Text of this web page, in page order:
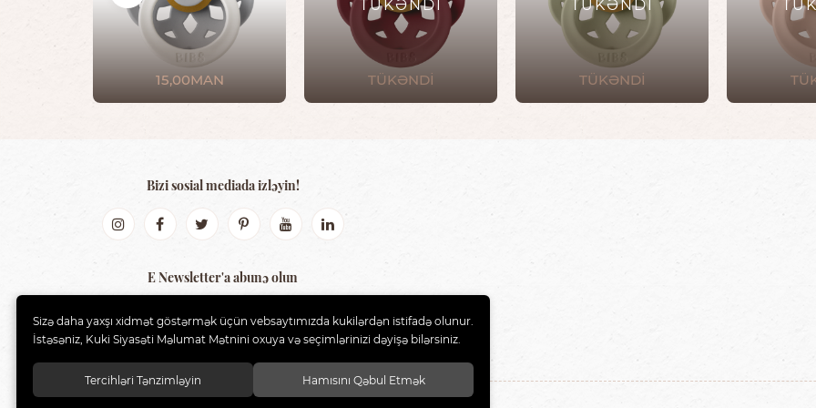
15,00MAN
TÜKƏNDİ
TÜKƏNDİ
TÜKƏNDİ
TÜKƏNDİ
Bizi sosial mediada izləyin!
E Newsletter'a abunə olun
GÖNDƏR
Sizə daha yaxşı xidmət göstərmək üçün vebsaytımızda kukilərdən istifadə olunur.
İstəsəniz, Kuki Siyasəti Məlumat Mətnini oxuya və seçimlərinizi dəyişə bilərsiniz.
Tercihləri Tənzimləyin Hamısını Qəbul Etmək